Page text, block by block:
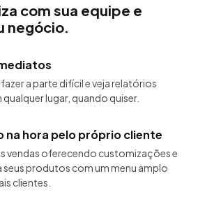
com sua equipe e
negócio.
a parte difícil e veja relatórios
lugar, quando quiser.
na hora pelo próprio cliente
vendas oferecendo customizações e
seus produtos com um menu amplo
clientes.